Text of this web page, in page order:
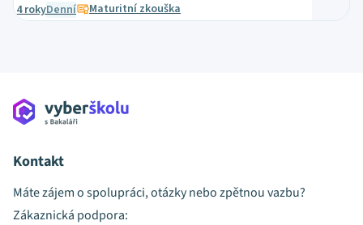
4 rokyDenní Maturitní zkouška
Kontakt
Máte zájem o spolupráci, otázky nebo zpětnou vazbu?
Zákaznická podpora: